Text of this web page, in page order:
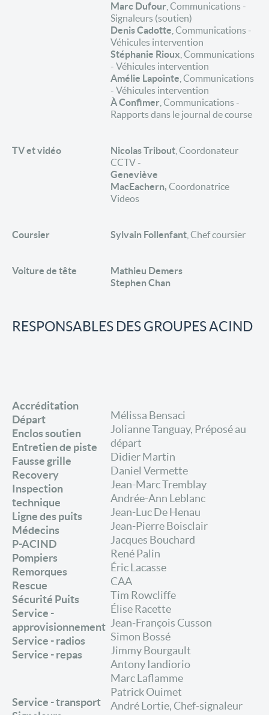
Marc Dufour , Communications -
Signaleurs (soutien)
Denis Cadotte , Communications -
Véhicules intervention
Stéphanie Rioux , Communications
- Véhicules intervention
Amélie Lapointe , Communications
- Véhicules intervention
À Confimer , Communications -
Rapports dans le journal de course
TV et vidéo Nicolas Tribout , Coordonateur
CCTV -
Geneviève
MacEachern, Coordonatrice
Videos
Coursier Sylvain Follenfant , Chef coursier
Voiture de tête
Mathieu Demers
Stephen Chan
RESPONSABLES DES GROUPES ACIND
Accréditation
Départ
Enclos soutien
Entretien de piste
Fausse grille
Recovery
Inspection
technique
Ligne des puits
Médecins
P-ACIND
Pompiers
Remorques
Rescue
Sécurité Puits
Service -
approvisionnement
Service - radios
Service - repas
Service - transport
Mélissa Bensaci
Jolianne Tanguay, Préposé au
départ
Didier Martin
Daniel Vermette
Jean-Marc Tremblay
Andrée-Ann Leblanc
Jean-Luc De Henau
Jean-Pierre Boisclair
Jacques Bouchard
René Palin
Éric Lacasse
CAA
Tim Rowcliffe
Élise Racette
Jean-François Cusson
Simon Bossé
Jimmy Bourgault
Antony Iandiorio
Marc Laflamme
Patrick Ouimet
André Lortie, Chef-signaleur